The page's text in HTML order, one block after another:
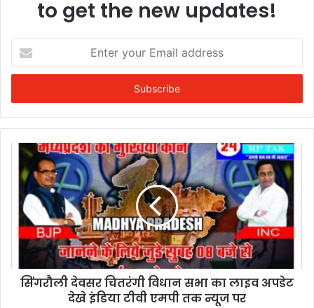
to get the new updates!
your
Email
सिंगरौली देवसर चितरंगी विधान सभा का लाइव अपडेट
देखे इंडिया टीवी एमपी तक न्यूज पर